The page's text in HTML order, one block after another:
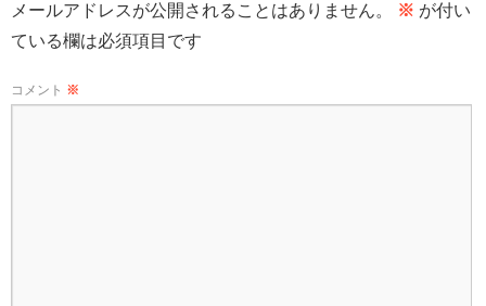
メールアドレスが公開されることはありません。 ※ が付い
ている欄は必須項目です
コメント ※